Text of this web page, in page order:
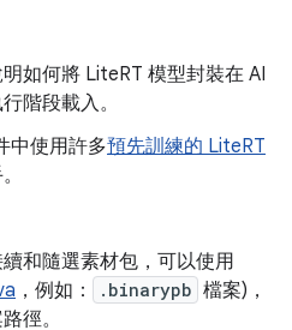
如何將 LiteRT 模型封裝在 AI
階段載入。
中使用許多預先訓練的 LiteRT
和隨選素材包，可以使用
，例如： .binarypb 檔案)，
徑。